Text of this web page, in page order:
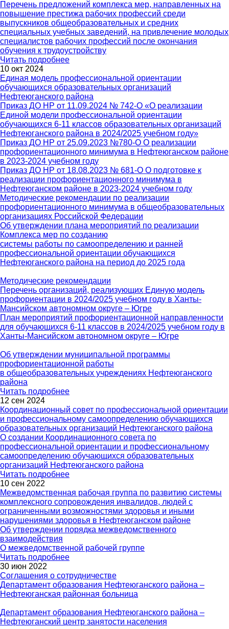
Перечень предложений комплекса мер, направленных на
повышение престижа рабочих профессий среди
выпускников общеобразовательных и средних
специальных учебных заведений, на привлечение молодых
специалистов рабочих профессий после окончания
обучения к трудоустройству
Читать подробнее
10 окт 2024
Единая модель профессиональной ориентации
обучающихся образовательных организаций
Нефтеюганского района
Приказ ДО НР от 11.09.2024 № 742-О «О реализации
Единой модели профессиональной ориентации
обучающихся 6-11 классов образовательных организаций
Нефтеюганского района в 2024/2025 учебном году»
Приказ ДО НР от 25.09.2023 №780-О О реализации
профориентационного минимума в Нефтеюганском районе
в 2023-2024 учебном году
Приказ ДО НР от 18.08.2023 № 681-О О подготовке к
реализации профориентационного минимума в
Нефтеюганском районе в 2023-2024 учебном году
Методические рекомендации по реализации
профориентационного минимума в общеобразовательных
организациях Российской Федерации
Об утверждении плана мероприятий по реализации
Комплекса мер по созданию
системы работы по самоопределению и ранней
профессиональной ориентации обучающихся
Нефтеюганского района на период до 2025 года
Методические рекомендации
Перечень организаций, реализующих Единую модель
профориентации в 2024/2025 учебном году в Ханты-
Мансийском автономном округе – Югре
План мероприятий профориентационной направленности
для обучающихся 6-11 классов в 2024/2025 учебном году в
Ханты-Мансийском автономном округе – Югре
Об утверждении муниципальной программы
профориентационной работы
в общеобразовательных учреждениях Нефтеюганского
района
Читать подробнее
12 сен 2024
Координационный совет по профессиональной ориентации
и профессиональному самоопределению обучающихся
образовательных организаций Нефтеюганского района
О создании Координационного совета по
профессиональной ориентации и профессиональному
самоопределению обучающихся образовательных
организаций Нефтеюганского района
Читать подробнее
10 сен 2022
Межведомственная рабочая группа по развитию системы
комплексного сопровождения инвалидов, людей с
ограниченными возможностями здоровья и иными
нарушениями здоровья в Нефтеюганском районе
Об утверждении порядка межведомственного
взаимодействия
О межведомственной рабочей группе
Читать подробнее
30 июн 2022
Соглашения о сотрудничестве
Департамент образования Нефтеюганского района –
Нефтеюганская районная больница
Департамент образования Нефтеюганского района –
Нефтеюганский центр занятости населения